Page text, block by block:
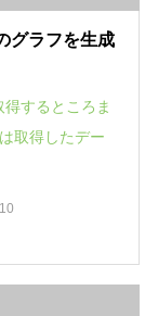
グラフを生成
するところま
取得したデー